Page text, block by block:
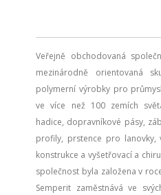
Veřejně obchodovaná
mezinárodně orientovaná
polymerní výrobky pro
ve více než 100 zemích
hadice, dopravníkové pásy,
profily, prstence pro lanovky,
konstrukce a vyšetřovací a
společnost byla založena v
Semperit zaměstnává ve